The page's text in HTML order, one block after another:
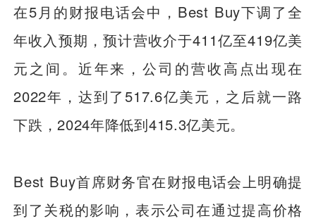
在5月的财报电话会中，Best Buy下调了全
年收入预期，预计营收介于411亿至419亿美
元之间。近年来，公司的营收高点出现在
2022年，达到了517.6亿美元，之后就一路
下跌，2024年降低到415.3亿美元。
Best Buy首席财务官在财报电话会上明确提
到了关税的影响，表示公司在通过提高价格